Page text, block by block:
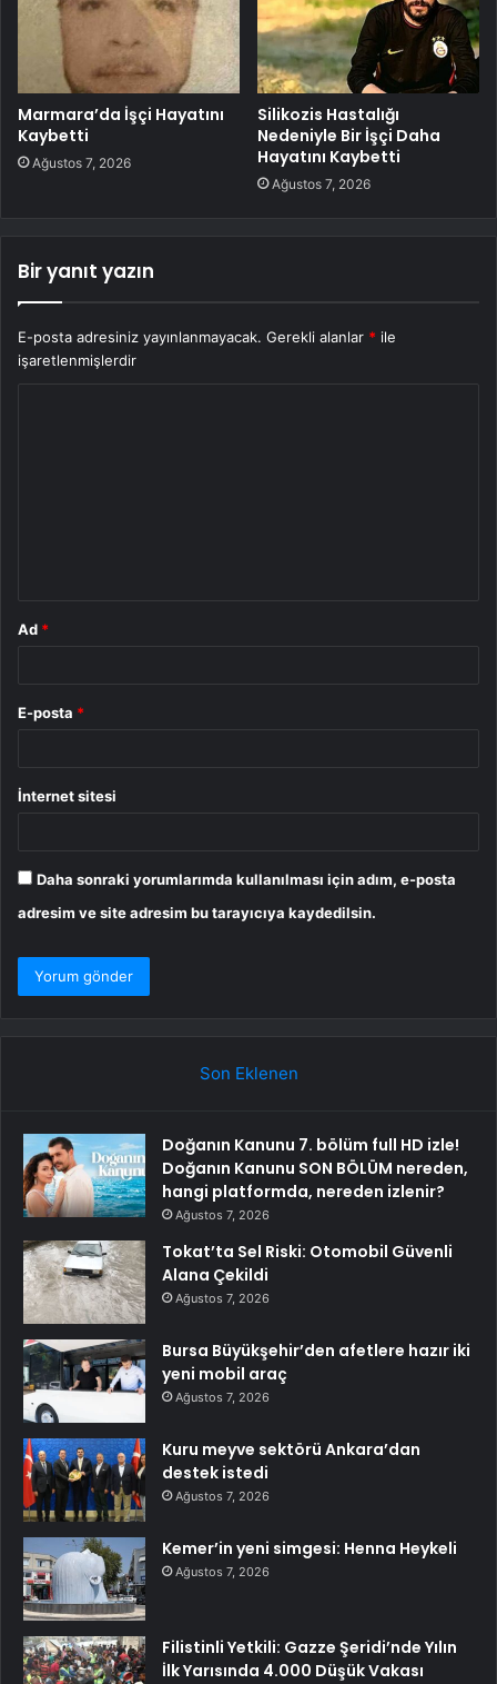
Marmara’da İşçi Hayatını
Kaybetti
Ağustos 7, 2026
Silikozis Hastalığı
Nedeniyle Bir İşçi Daha
Hayatını Kaybetti
Ağustos 7, 2026
Bir yanıt yazın
E-posta adresiniz yayınlanmayacak. Gerekli alanlar * ile
işaretlenmişlerdir
Ad *
E-posta *
İnternet sitesi
Daha sonraki yorumlarımda kullanılması için adım, e-posta
adresim ve site adresim bu tarayıcıya kaydedilsin.
Son Eklenen
Doğanın Kanunu 7. bölüm full HD izle!
Doğanın Kanunu SON BÖLÜM nereden,
hangi platformda, nereden izlenir?
Ağustos 7, 2026
Tokat’ta Sel Riski: Otomobil Güvenli
Alana Çekildi
Ağustos 7, 2026
Bursa Büyükşehir’den afetlere hazır iki
yeni mobil araç
Ağustos 7, 2026
Kuru meyve sektörü Ankara’dan
destek istedi
Ağustos 7, 2026
Kemer’in yeni simgesi: Henna Heykeli
Ağustos 7, 2026
Filistinli Yetkili: Gazze Şeridi’nde Yılın
İlk Yarısında 4.000 Düşük Vakası